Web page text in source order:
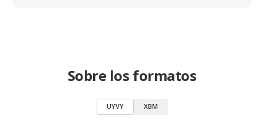
Sobre los formatos
UYVY XBM